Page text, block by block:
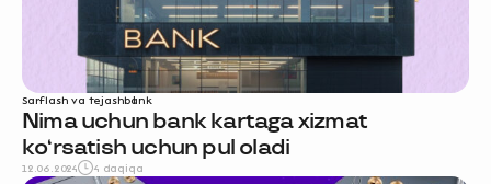
Sarflash va tejashbank
Nima uchun bank kartaga xizmat
ko‘rsatish uchun pul oladi
12.06.2024 4 daqiqa